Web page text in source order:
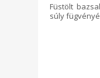
Füstölt
súly